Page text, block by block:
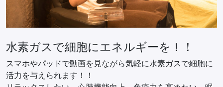
水素ガスで細胞にエネルギーを！！
スマホやパッドで動画を見ながら気軽に水素ガスで細胞に
活力を与えられます！！